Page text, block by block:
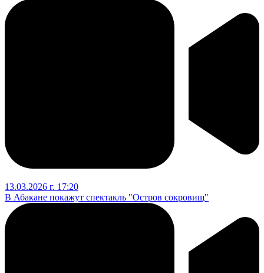
13.03.2026 г. 17:20
В Абакане покажут спектакль "Остров сокровищ"